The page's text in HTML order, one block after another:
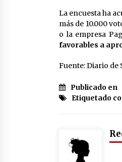
La encuesta ha
más de 10.000
o la empresa
favorables a
Fuente: Diario de
Publicado en
Etiquetado